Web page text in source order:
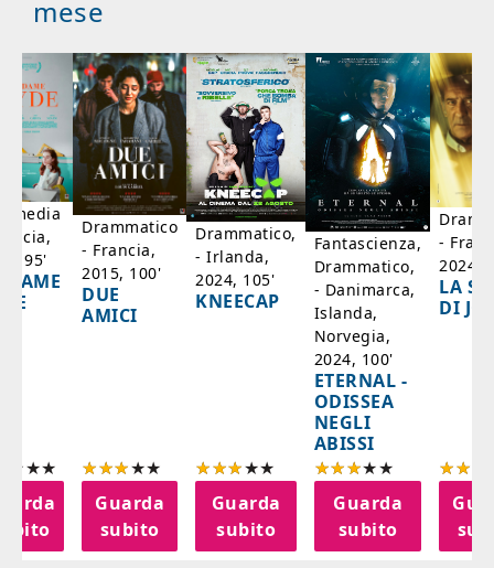
mese
95'
Drammatico
- Francia,
2015, 100'
DUE
AMICI
Guarda
subito
Drammatico,
- Irlanda,
2024, 105'
KNEECAP
Guarda
subito
Fantascienza,
Drammatico,
- Danimarca,
Islanda,
Norvegia,
2024, 100'
ETERNAL -
ODISSEA
NEGLI
ABISSI
Guarda
subito
-
2024,
LA
DI